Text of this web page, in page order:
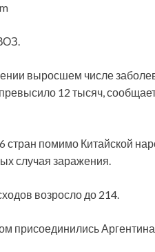
выросшем числе
превысило 12 тысяч,
стран помимо Китайской
случая заражения.
возросло до 214.
присоединились